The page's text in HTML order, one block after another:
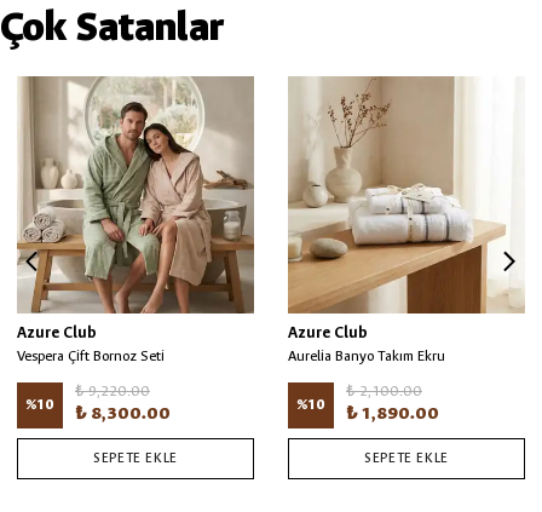
Çok Satanlar
Azure Club
Vespera Çift Bornoz Seti
%10
₺ 9,220.00
₺ 8,300.00
SEPETE EKLE
Azure Club
Aurelia Banyo Takım Ekru
%10
₺ 2,100.00
₺ 1,890.00
SEPETE EKLE